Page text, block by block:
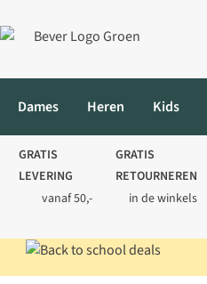
Dames Heren Kids
GRATIS
LEVERING
vanaf 50,-
GRATIS
RETOURNEREN
in de winkels